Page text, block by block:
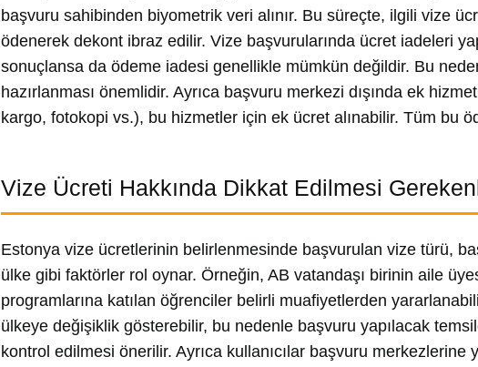
başvuru sahibinden biyometrik veri alınır. Bu süreçte, ilgili vize
ödenerek dekont ibraz edilir. Vize başvurularında ücret iadeleri
sonuçlansa da ödeme iadesi genellikle mümkün değildir. Bu
hazırlanması önemlidir. Ayrıca başvuru merkezi dışında ek
kargo, fotokopi vs.), bu hizmetler için ek ücret alınabilir. Tüm bu
Vize Ücreti Hakkında Dikkat Edilmesi
Estonya vize ücretlerinin belirlenmesinde başvurulan vize türü,
ülke gibi faktörler rol oynar. Örneğin, AB vatandaşı birinin aile
programlarına katılan öğrenciler belirli muafiyetlerden
ülkeye değişiklik gösterebilir, bu nedenle başvuru yapılacak
kontrol edilmesi önerilir. Ayrıca kullanıcılar başvuru